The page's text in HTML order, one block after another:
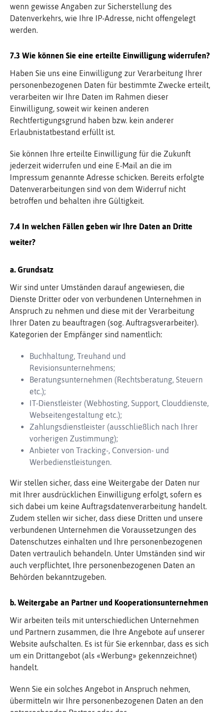
wenn gewisse Angaben zur Sicherstellung des
Datenverkehrs, wie Ihre IP-Adresse, nicht offengelegt
werden.
Wie können Sie eine erteilte Einwilligung widerrufen?
Haben Sie uns eine Einwilligung zur Verarbeitung Ihrer
personenbezogenen Daten für bestimmte Zwecke erteilt,
verarbeiten wir Ihre Daten im Rahmen dieser
Einwilligung, soweit wir keinen anderen
Rechtfertigungsgrund haben bzw. kein anderer
Erlaubnistatbestand erfüllt ist.
Sie können Ihre erteilte Einwilligung für die Zukunft
jederzeit widerrufen und eine E-Mail an die im
Impressum genannte Adresse schicken. Bereits erfolgte
Datenverarbeitungen sind von dem Widerruf nicht
betroffen und behalten ihre Gültigkeit.
In welchen Fällen geben wir Ihre Daten an Dritte
weiter?
a. Grundsatz
Wir sind unter Umständen darauf angewiesen, die
Dienste Dritter oder von verbundenen Unternehmen in
Anspruch zu nehmen und diese mit der Verarbeitung
Ihrer Daten zu beauftragen (sog. Auftragsverarbeiter).
Kategorien der Empfänger sind namentlich:
Buchhaltung, Treuhand und
Revisionsunternehmens;
Beratungsunternehmen (Rechtsberatung, Steuern
etc.);
IT-Dienstleister (Webhosting, Support, Clouddienste,
Webseitengestaltung etc.);
Zahlungsdienstleister (ausschließlich nach Ihrer
vorherigen Zustimmung);
Anbieter von Tracking-, Conversion- und
Werbedienstleistungen.
Wir stellen sicher, dass eine Weitergabe der Daten nur
mit Ihrer ausdrücklichen Einwilligung erfolgt, sofern es
sich dabei um keine Auftragsdatenverarbeitung handelt.
Zudem stellen wir sicher, dass diese Dritten und unsere
verbundenen Unternehmen die Voraussetzungen des
Datenschutzes einhalten und Ihre personenbezogenen
Daten vertraulich behandeln. Unter Umständen sind wir
auch verpflichtet, Ihre personenbezogenen Daten an
Behörden bekanntzugeben.
b. Weitergabe an Partner und Kooperationsunternehmen
Wir arbeiten teils mit unterschiedlichen Unternehmen
und Partnern zusammen, die Ihre Angebote auf unserer
Website aufschalten. Es ist für Sie erkennbar, dass es sich
um ein Drittangebot (als «Werbung» gekennzeichnet)
handelt.
Wenn Sie ein solches Angebot in Anspruch nehmen,
übermitteln wir Ihre personenbezogenen Daten an den